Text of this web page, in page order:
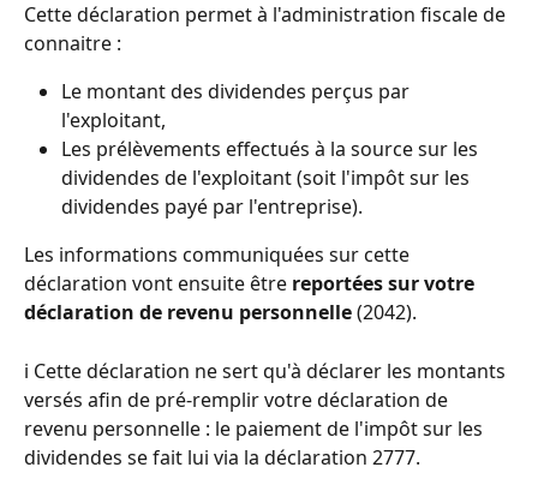
Cette déclaration permet à l'administration fiscale de
connaitre :
Le montant des dividendes perçus par
l'exploitant,
Les prélèvements effectués à la source sur les
dividendes de l'exploitant (soit l'impôt sur les
dividendes payé par l'entreprise).
Les informations communiquées sur cette
déclaration vont ensuite être reportées sur votre
déclaration de revenu personnelle (2042).
ℹ️ Cette déclaration ne sert qu'à déclarer les montants
versés afin de pré-remplir votre déclaration de
revenu personnelle : le paiement de l'impôt sur les
dividendes se fait lui via la déclaration 2777.